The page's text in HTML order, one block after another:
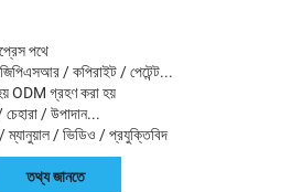
পথে
/ কপিরাইট / পেটেন্ট...
ODM গ্রহণ করা হয়
/ উপাদান...
ম্যানুয়াল / ভিডিও / প্রযুক্তিবিদ
তথ্য জানতে